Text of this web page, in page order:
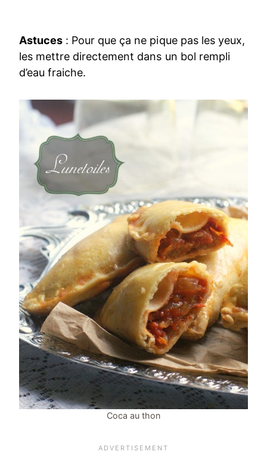
Astuces : Pour que ça ne pique pas les yeux,
les mettre directement dans un bol rempli
d’eau fraiche.
Coca au thon